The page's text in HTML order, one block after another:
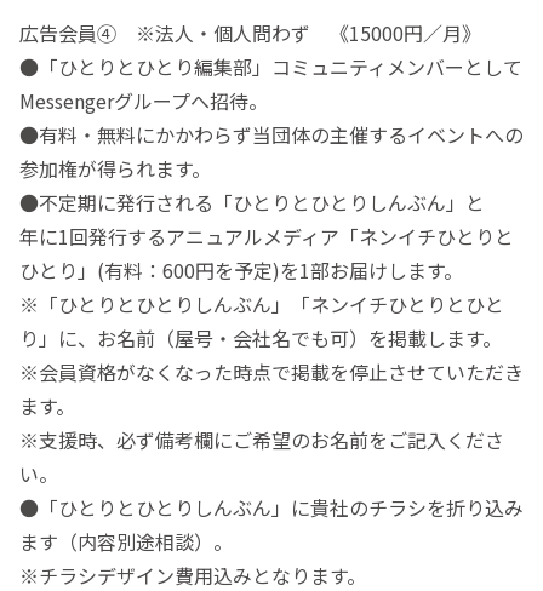
広告会員④ ※法人・個人問わず 《15000円／月》
●「ひとりとひとり編集部」コミュニティメンバーとして
Messengerグループへ招待。
●有料・無料にかかわらず当団体の主催するイベントへの
参加権が得られます。
●不定期に発行される「ひとりとひとりしんぶん」と
年に1回発行するアニュアルメディア「ネンイチひとりと
ひとり」(有料：600円を予定)を1部お届けします。
※「ひとりとひとりしんぶん」「ネンイチひとりとひと
り」に、お名前（屋号・会社名でも可）を掲載します。
※会員資格がなくなった時点で掲載を停止させていただき
ます。
※支援時、必ず備考欄にご希望のお名前をご記入くださ
い。
●「ひとりとひとりしんぶん」に貴社のチラシを折り込み
ます（内容別途相談）。
※チラシデザイン費用込みとなります。